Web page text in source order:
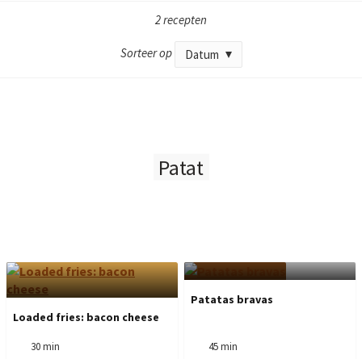
2 recepten
Sorteer op Datum
Patat
Loaded fries: bacon cheese
30 min
Patatas bravas
45 min